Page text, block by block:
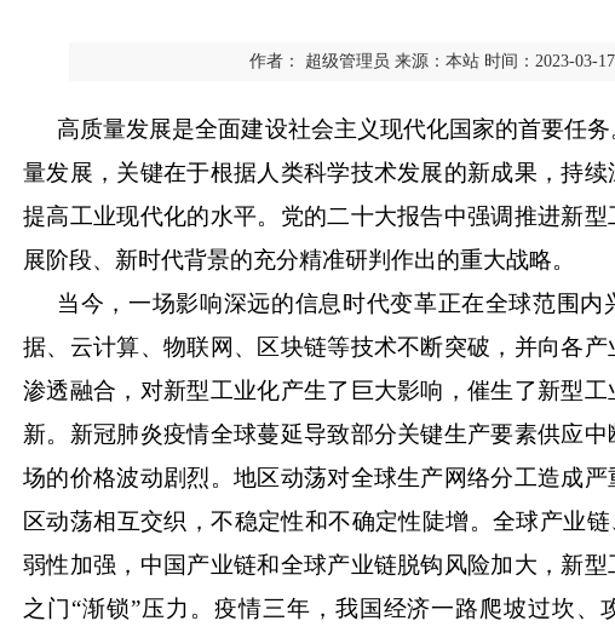
作者： 超级管理员 来源：本站 时间：2023-03-17
高质量发展是全面建设社会主义现代化国家的首要任
量发展，关键在于根据人类科学技术发展的新成果，持续
提高工业现代化的水平。党的二十大报告中强调推进新
展阶段、新时代背景的充分精准研判作出的重大战略。
当今，一场影响深远的信息时代变革正在全球范围内
据、云计算、物联网、区块链等技术不断突破，并向各
渗透融合，对新型工业化产生了巨大影响，催生了新型
新。新冠肺炎疫情全球蔓延导致部分关键生产要素供应
场的价格波动剧烈。地区动荡对全球生产网络分工造成
区动荡相互交织，不稳定性和不确定性陡增。全球产业
弱性加强，中国产业链和全球产业链脱钩风险加大，新
之门“渐锁”压力。疫情三年，我国经济一路爬坡过坎、